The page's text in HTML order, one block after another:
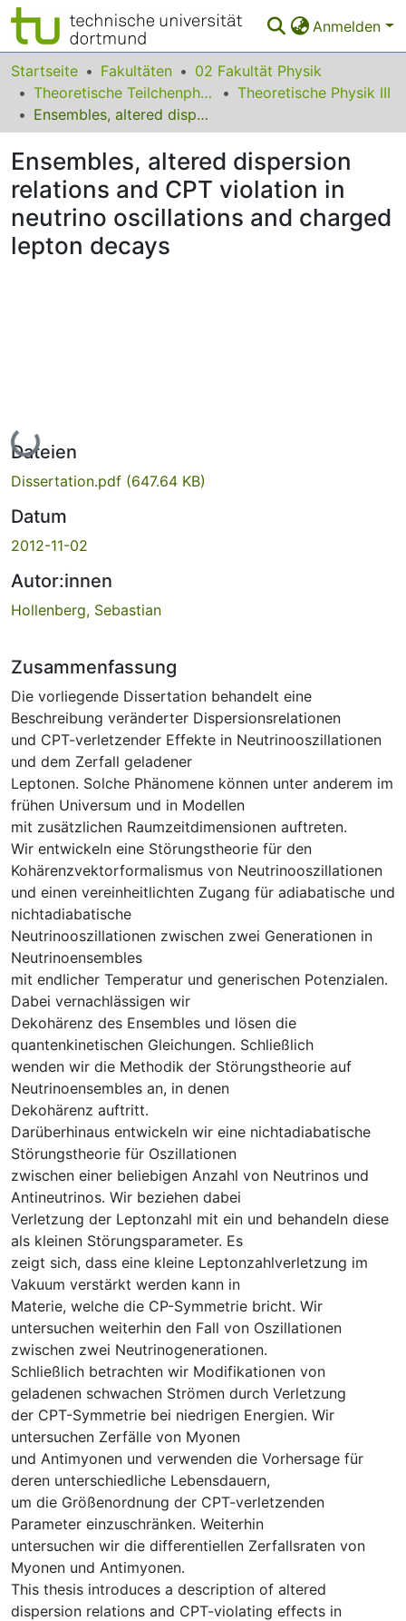
Anmelden
Bereiche & Sammlungen
Das gesamte Repositorium
FAQ
Leitlinien
Zurück zur Startseite
Startseite Fakultäten
02 Fakultät Physik
Theoretische Teilchenphysik
Theoretische Physik III
Ensembles, altered dispersion relations and CPT violation in neutrino oscillations and charged lepton decays
Ensembles, altered dispersion
relations and CPT violation in
neutrino oscillations and charged
lepton decays
Lade...
Dateien
Dissertation.pdf (647.64 KB)
Datum
2012-11-02
Autor:innen
Hollenberg, Sebastian
Zusammenfassung
Die vorliegende Dissertation behandelt eine
Beschreibung veränderter Dispersionsrelationen
und CPT-verletzender Effekte in Neutrinooszillationen
und dem Zerfall geladener
Leptonen. Solche Phänomene können unter anderem im
frühen Universum und in Modellen
mit zusätzlichen Raumzeitdimensionen auftreten.
Wir entwickeln eine Störungstheorie für den
Kohärenzvektorformalismus von Neutrinooszillationen
und einen vereinheitlichten Zugang für adiabatische und
nichtadiabatische
Neutrinooszillationen zwischen zwei Generationen in
Neutrinoensembles
mit endlicher Temperatur und generischen Potenzialen.
Dabei vernachlässigen wir
Dekohärenz des Ensembles und lösen die
quantenkinetischen Gleichungen. Schließlich
wenden wir die Methodik der Störungstheorie auf
Neutrinoensembles an, in denen
Dekohärenz auftritt.
Darüberhinaus entwickeln wir eine nichtadiabatische
Störungstheorie für Oszillationen
zwischen einer beliebigen Anzahl von Neutrinos und
Antineutrinos. Wir beziehen dabei
Verletzung der Leptonzahl mit ein und behandeln diese
als kleinen Störungsparameter. Es
zeigt sich, dass eine kleine Leptonzahlverletzung im
Vakuum verstärkt werden kann in
Materie, welche die CP-Symmetrie bricht. Wir
untersuchen weiterhin den Fall von Oszillationen
zwischen zwei Neutrinogenerationen.
Schließlich betrachten wir Modifikationen von
geladenen schwachen Strömen durch Verletzung
der CPT-Symmetrie bei niedrigen Energien. Wir
untersuchen Zerfälle von Myonen
und Antimyonen und verwenden die Vorhersage für
deren unterschiedliche Lebensdauern,
um die Größenordnung der CPT-verletzenden
Parameter einzuschränken. Weiterhin
untersuchen wir die differentiellen Zerfallsraten von
Myonen und Antimyonen.
This thesis introduces a description of altered
dispersion relations and CPT-violating effects in